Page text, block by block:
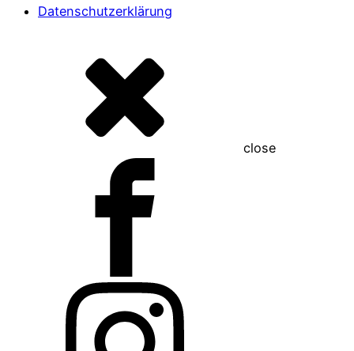
Datenschutzerklärung
close